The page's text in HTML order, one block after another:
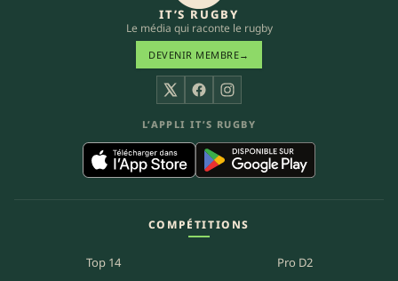
IT’S RUGBY
Le média qui raconte le rugby
DEVENIR MEMBRE→
X FacebookInstagram
L’APPLI IT’S RUGBY
COMPÉTITIONS
Top 14
Pro D2